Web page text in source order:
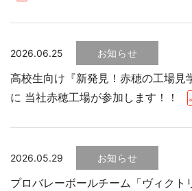
2026.06.25 お知らせ
高校生向け『新発見！赤穂の工場見
に 当社赤穂工場が参加します！！
2026.05.29 お知らせ
プロバレーボールチーム「ヴィクト